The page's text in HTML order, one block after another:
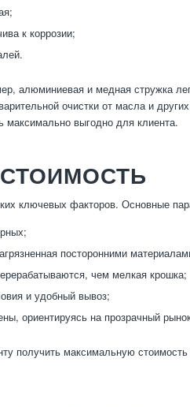
к коррозии;
алюминиевая и медная стружка
очистки от масла и
максимально выгодно для клиента.
ключевых факторов. Основные
посторонними
чем мелкая крошка;
и удобный вывоз;
ориентируясь на прозрачный
получить максимальную